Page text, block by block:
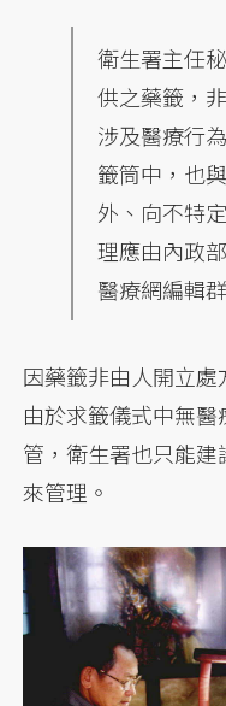
衛生署主任
供之藥籤，
涉及醫療行
籤筒中，也
外、向不特
理應由內政
醫療網編輯
因藥籤非由人開立
由於求籤儀式中無
管，衛生署也只能
來管理。